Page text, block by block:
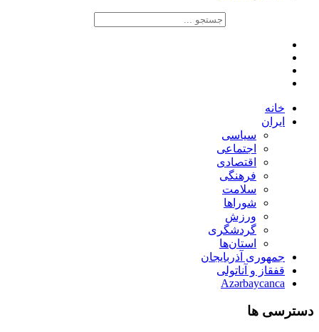
خانه
ایران
سیاسی
اجتماعی
اقتصادی
فرهنگی
سلامت
شوراها
ورزش
گردشگری
استان‌ها
جمهوری آذربایجان
قفقاز و آناتولی
Azərbaycanca
دسترسی ها